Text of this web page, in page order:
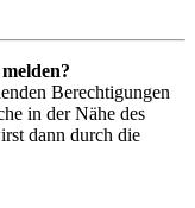
Berechtigungen
in der Nähe des
dann durch die